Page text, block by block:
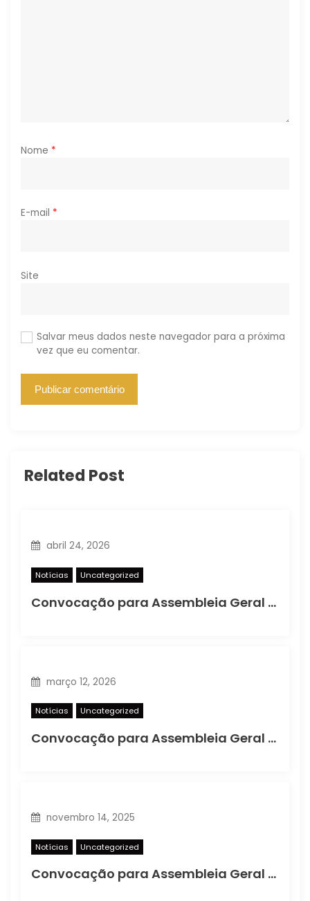
Nome *
E-mail *
Site
Salvar meus dados neste navegador para a próxima
vez que eu comentar.
Related Post
abril 24, 2026
Notícias Uncategorized
Convocação para Assembleia Geral Ordinária
março 12, 2026
Notícias Uncategorized
Convocação para Assembleia Geral Extraordinária
novembro 14, 2025
Notícias Uncategorized
Convocação para Assembleia Geral Extraordinária